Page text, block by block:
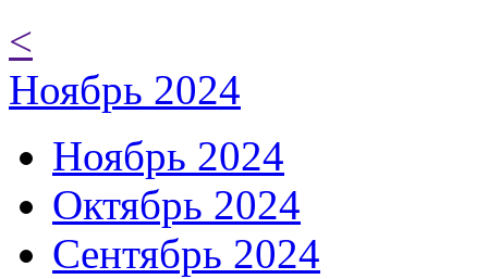
<
Ноябрь 2024
Ноябрь 2024
Октябрь 2024
Сентябрь 2024